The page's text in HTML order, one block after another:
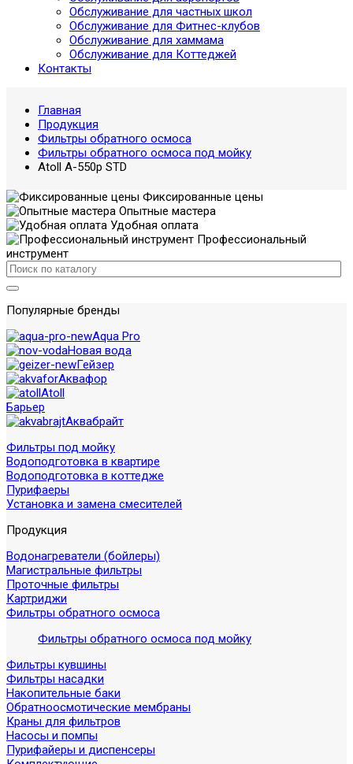
Обслуживание для частных школ
Обслуживание для Фитнес-клубов
Обслуживание для хаммама
Обслуживание для Коттеджей
Контакты
Главная
Продукция
Фильтры обратного осмоса
Фильтры обратного осмоса под мойку
Atoll A-550p STD
Фиксированные цены
Опытные мастера
Удобная оплата
Профессиональный
инструмент
Популярные бренды
Aqua Pro
Новая вода
Гейзер
Аквафор
Atoll
Барьер
Аквабрайт
Фильтры под мойку
Водоподготовка в квартире
Водоподготовка в коттедже
Пурифаеры
Установка и замена смесителей
Продукция
Водонагреватели (бойлеры)
Магистральные фильтры
Проточные фильтры
Картриджи
Фильтры обратного осмоса
Фильтры обратного осмоса под мойку
Фильтры кувшины
Фильтры насадки
Накопительные баки
Обратноосмотические мембраны
Краны для фильтров
Насосы и помпы
Пурифайеры и диспенсеры